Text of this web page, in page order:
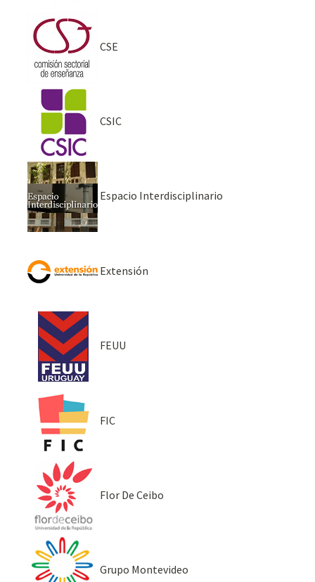
CSE
CSIC
Espacio Interdisciplinario
Extensión
FEUU
FIC
Flor De Ceibo
Grupo Montevideo